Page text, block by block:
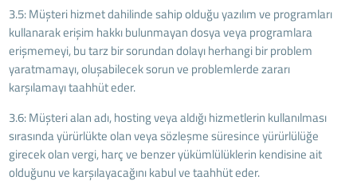
3.5: Müşteri hizmet dahilinde sahip olduğu yazılım ve programları
kullanarak erişim hakkı bulunmayan dosya veya programlara
erişmemeyi, bu tarz bir sorundan dolayı herhangi bir problem
yaratmamayı, oluşabilecek sorun ve problemlerde zararı
karşılamayı taahhüt eder.
3.6: Müşteri alan adı, hosting veya aldığı hizmetlerin kullanılması
sırasında yürürlükte olan veya sözleşme süresince yürürlülüğe
girecek olan vergi, harç ve benzer yükümlülüklerin kendisine ait
olduğunu ve karşılayacağını kabul ve taahhüt eder.